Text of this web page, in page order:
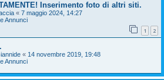
Inserimento foto di altri siti.
« 7 maggio 2024, 14:27
Annunci
1 2
« 14 novembre 2019, 19:48
Annunci